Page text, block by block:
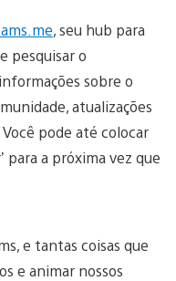
, seu hub para
pesquisar o
sobre o
atualizações
pode até colocar
para a próxima vez que
e tantas coisas que
e animar nossos